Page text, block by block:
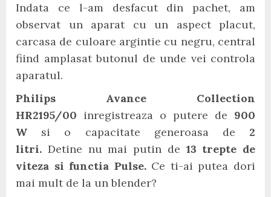
Indata ce l-am desfacut din pachet, am
observat un aparat cu un aspect placut,
carcasa de culoare argintie cu negru, central
fiind amplasat butonul de unde vei controla
aparatul.
Philips Avance Collection
HR2195/00 inregistreaza o putere de 900
W si o capacitate generoasa de 2
litri. Detine nu mai putin de 13 trepte de
viteza si functia Pulse. Ce ti-ai putea dori
mai mult de la un blender?